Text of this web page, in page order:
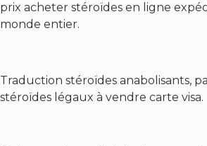
prix acheter stéroïdes en ligne
monde entier.
Traduction stéroïdes anabolisants,
stéroïdes légaux à vendre carte visa.